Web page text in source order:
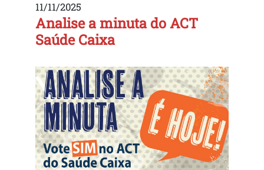
11/11/2025
Analise a minuta do ACT
Saúde Caixa